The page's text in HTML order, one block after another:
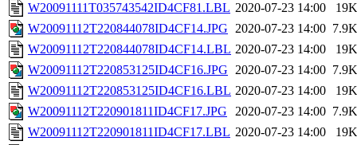
W20091111T035743542ID4CF81.LBL 2020-07-23 14:00
19K
W20091112T220844078ID4CF14.JPG 2020-07-23 14:00 7.9K
W20091112T220844078ID4CF14.LBL 2020-07-23 14:00
19K
W20091112T220853125ID4CF16.JPG 2020-07-23 14:00 7.9K
W20091112T220853125ID4CF16.LBL 2020-07-23 14:00
19K
W20091112T220901811ID4CF17.JPG
2020-07-23 14:00 7.9K
W20091112T220901811ID4CF17.LBL 2020-07-23 14:00
19K